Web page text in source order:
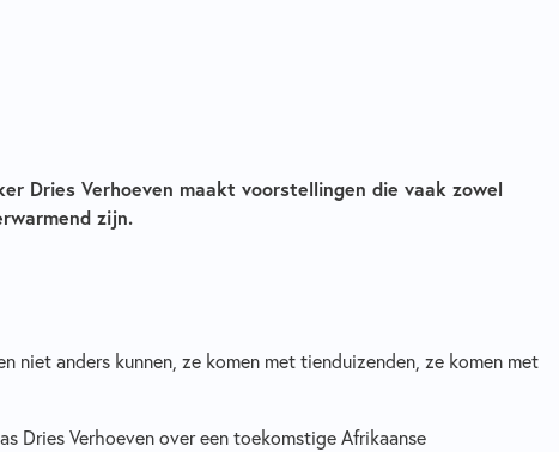
Dries Verhoeven maakt voorstellingen die vaak zowel
zijn.
niet anders kunnen, ze komen met tienduizenden, ze komen met
Dries Verhoeven over een toekomstige Afrikaanse